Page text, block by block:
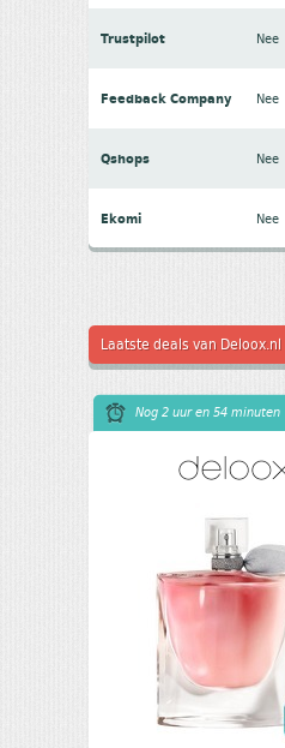
Trustpilot Nee
Feedback Company Nee
Qshops Nee
Ekomi Nee
Laatste deals van Deloox.nl
Nog 2 uur en 54 minuten